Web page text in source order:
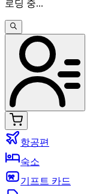
로딩 중...
항공편
숙소
기프트 카드